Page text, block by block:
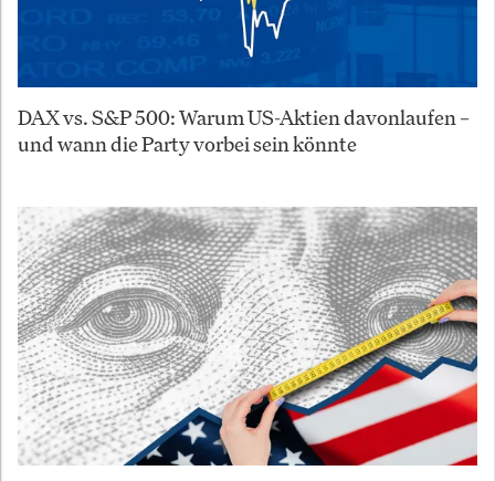
DAX vs. S&P 500: Warum US-Aktien davonlaufen –
und wann die Party vorbei sein könnte